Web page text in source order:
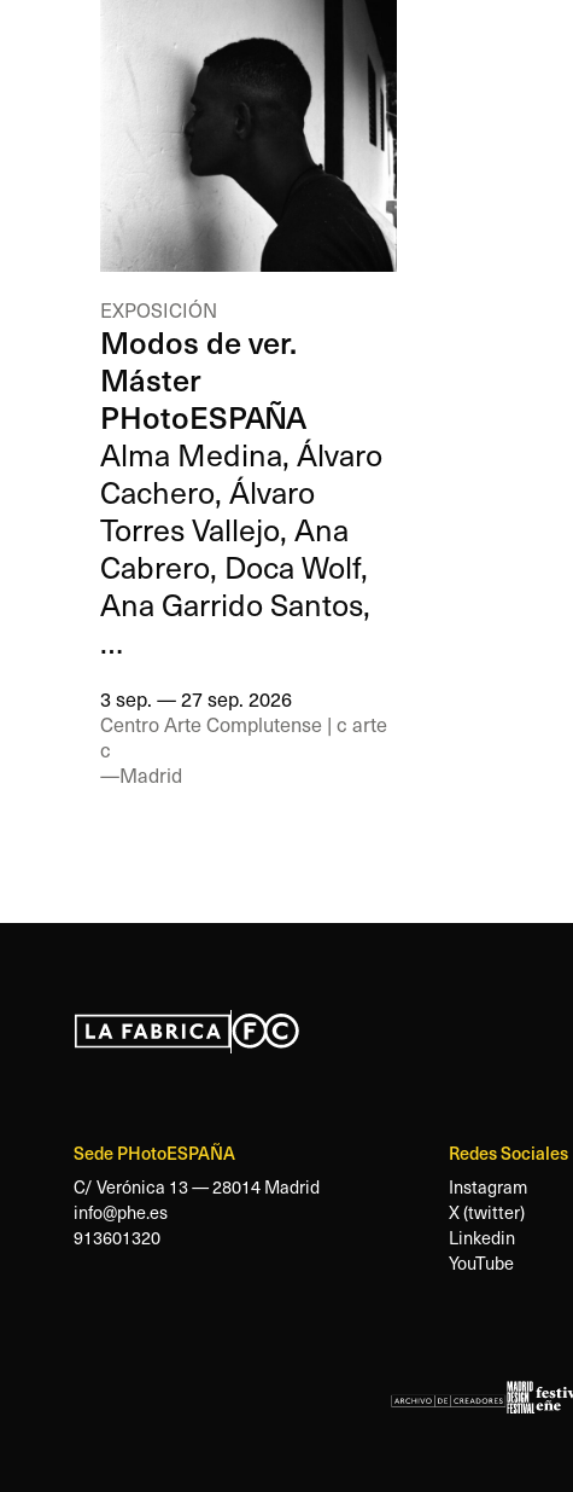
EXPOSICIÓN
Modos de ver.
Máster
PHotoESPAÑA
Alma Medina, Álvaro
Cachero, Álvaro
Torres Vallejo, Ana
Cabrero, Doca Wolf,
Ana Garrido Santos,
…
3 sep. — 27 sep. 2026
Centro Arte Complutense | c arte
c
—Madrid
Sede PHotoESPAÑA
C/ Verónica 13 — 28014 Madrid
info@phe.es
913601320
Redes Sociales
Instagram
X (twitter)
Linkedin
YouTube